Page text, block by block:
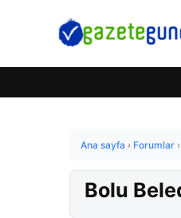
Ana sayfa › Forumlar ›
Bolu